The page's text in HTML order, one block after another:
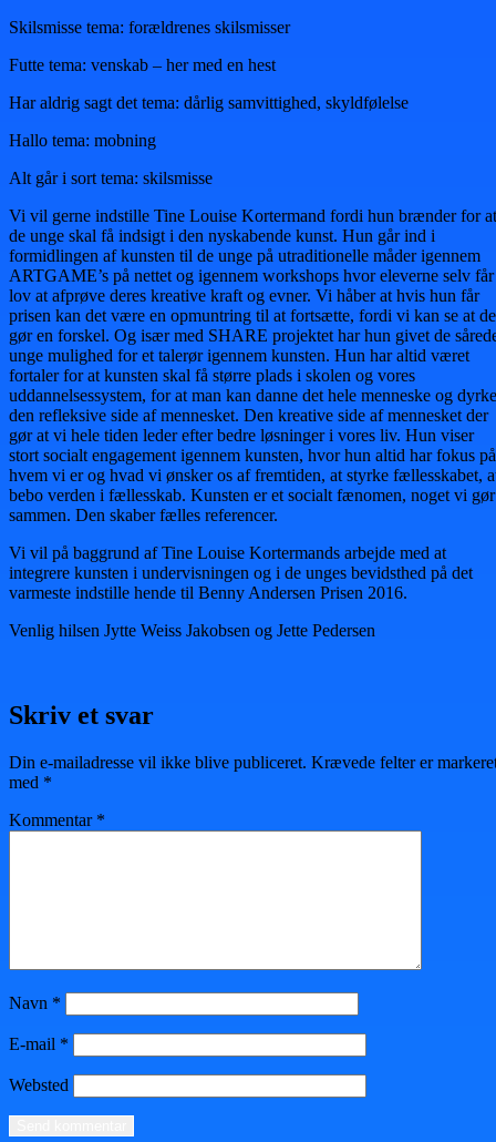
Skilsmisse tema: forældrenes skilsmisser
Futte tema: venskab – her med en hest
Har aldrig sagt det tema: dårlig samvittighed, skyldfølelse
Hallo tema: mobning
Alt går i sort tema: skilsmisse
Vi vil gerne indstille Tine Louise Kortermand fordi hun brænder for at
de unge skal få indsigt i den nyskabende kunst. Hun går ind i
formidlingen af kunsten til de unge på utraditionelle måder igennem
ARTGAME’s på nettet og igennem workshops hvor eleverne selv får
lov at afprøve deres kreative kraft og evner. Vi håber at hvis hun får
prisen kan det være en opmuntring til at fortsætte, fordi vi kan se at
gør en forskel. Og især med SHARE projektet har hun givet de
unge mulighed for et talerør igennem kunsten. Hun har altid været
fortaler for at kunsten skal få større plads i skolen og vores
uddannelsessystem, for at man kan danne det hele menneske og dyrke
den refleksive side af mennesket. Den kreative side af mennesket der
gør at vi hele tiden leder efter bedre løsninger i vores liv. Hun viser
stort socialt engagement igennem kunsten, hvor hun altid har fokus på
hvem vi er og hvad vi ønsker os af fremtiden, at styrke fællesskabet,
bebo verden i fællesskab. Kunsten er et socialt fænomen, noget vi gør
sammen. Den skaber fælles referencer.
Vi vil på baggrund af Tine Louise Kortermands arbejde med at
integrere kunsten i undervisningen og i de unges bevidsthed på det
varmeste indstille hende til Benny Andersen Prisen 2016.
Venlig hilsen Jytte Weiss Jakobsen og Jette Pedersen
Skriv et svar
Din e-mailadresse vil ikke blive publiceret. Krævede felter er
med *
Kommentar *
Navn *
E-mail *
Websted